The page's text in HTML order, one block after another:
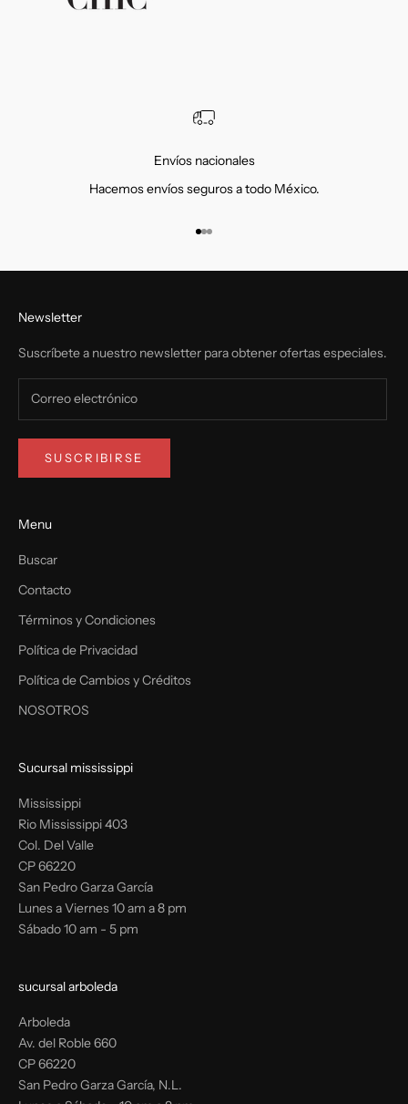
Envíos nacionales
Hacemos envíos seguros a todo México.
Ir al artículo 1
Ir al artículo 2
Ir al artículo 3
Newsletter
Suscríbete a nuestro newsletter para obtener ofertas especiales.
SUSCRIBIRSE
Menu
Buscar
Contacto
Términos y Condiciones
Política de Privacidad
Política de Cambios y Créditos
NOSOTROS
Sucursal mississippi
Mississippi
Rio Mississippi 403
Col. Del Valle
CP 66220
San Pedro Garza García
Lunes a Viernes 10 am a 8 pm
Sábado 10 am - 5 pm
sucursal arboleda
Arboleda
Av. del Roble 660
CP 66220
San Pedro Garza García, N.L.